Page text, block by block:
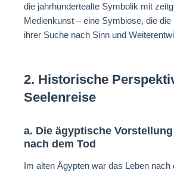
die jahrhundertealte Symbolik mit
Medienkunst – eine Symbiose, die
ihrer Suche nach Sinn und
2. Historische
Seelenreise
a. Die ägyptische
nach dem Tod
Im alten Ägypten war das Leben nach